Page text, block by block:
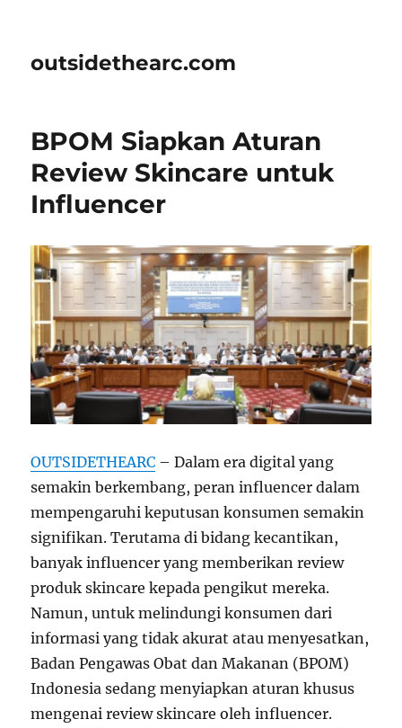
outsidethearc.com
BPOM Siapkan Aturan
Review Skincare untuk
Influencer
OUTSIDETHEARC – Dalam era digital yang
semakin berkembang, peran influencer dalam
mempengaruhi keputusan konsumen semakin
signifikan. Terutama di bidang kecantikan,
banyak influencer yang memberikan review
produk skincare kepada pengikut mereka.
Namun, untuk melindungi konsumen dari
informasi yang tidak akurat atau menyesatkan,
Badan Pengawas Obat dan Makanan (BPOM)
Indonesia sedang menyiapkan aturan khusus
mengenai review skincare oleh influencer.